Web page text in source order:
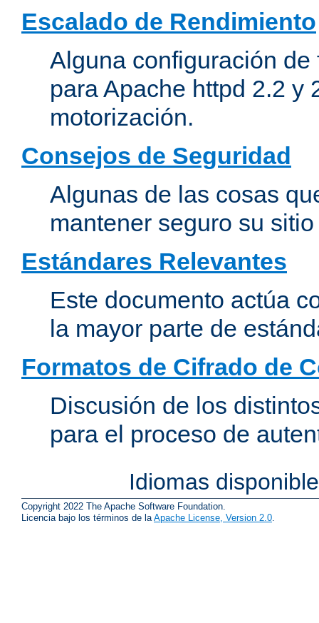
Escalado de Rendimiento
Alguna configuración
para Apache httpd 2.2 y
motorización.
Consejos de Seguridad
Algunas de las cosas
mantener seguro su
Estándares Relevantes
Este documento actúa
la mayor parte de
Formatos de Cifrado de
Discusión de los
para el proceso de
Idiomas
Copyright 2022 The Apache Software Foundation.
Licencia bajo los términos de la Apache License, Version 2.0